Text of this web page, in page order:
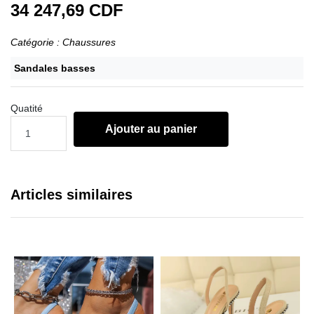
34 247,69 CDF
Catégorie : Chaussures
Sandales basses
Quatité
Ajouter au panier
Articles similaires